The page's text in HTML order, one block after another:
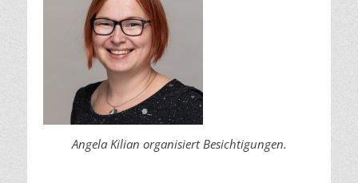
Angela Kilian organisiert Besichtigungen.